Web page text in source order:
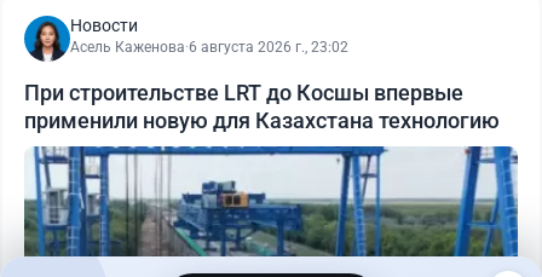
Новости
Асель Каженова·6 августа 2026 г., 23:02
При строительстве LRT до Косшы впервые
применили новую для Казахстана технологию